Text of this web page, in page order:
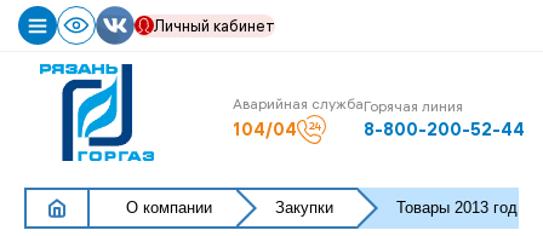
Личный кабинет
Аварийная служба
104/04
Горячая линия
8-800-200-52-44
О
компании
Карьера
История
О компании Закупки Товары 2013 год